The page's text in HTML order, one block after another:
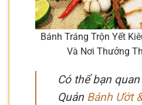
Bánh Tráng Trộn Yết
Và Nơi Thưởng
Có thể bạn
Quán Bánh Ướt